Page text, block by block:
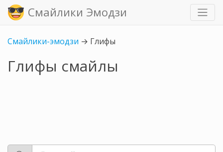
Смайлики Эмодзи
Смайлики-эмодзи → Глифы
Глифы смайлы